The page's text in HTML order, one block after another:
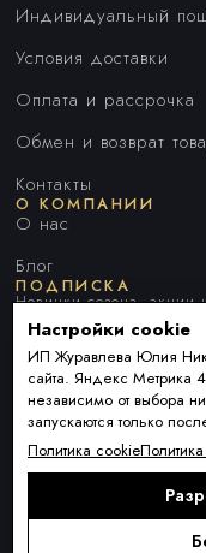
Индивидуальный
Условия доставки
Оплата и рассрочка
Обмен и возврат
Контакты
О КОМПАНИИ
О нас
Блог
ПОДПИСКА
Новинки сезона, акции
Я ДАЮ СОГЛАСИЕ НА
СОГЛАШАЮСЬ С
ДАННЫХ
Настройки cookie
ИП Журавлева Юлия
сайта. Яндекс Метрика
независимо от выбора
запускаются только
Политика cookie